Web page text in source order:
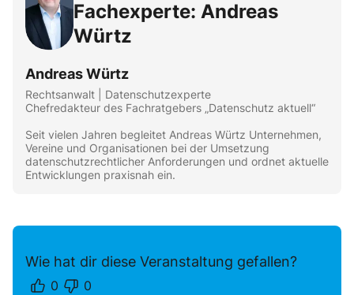
Fachexperte: Andreas
Würtz
Andreas Würtz
Rechtsanwalt | Datenschutzexperte
Chefredakteur des Fachratgebers „Datenschutz aktuell“
Seit vielen Jahren begleitet Andreas Würtz Unternehmen,
Vereine und Organisationen bei der Umsetzung
datenschutzrechtlicher Anforderungen und ordnet aktuelle
Entwicklungen praxisnah ein.
Wie hat dir diese Veranstaltung gefallen?
0 0